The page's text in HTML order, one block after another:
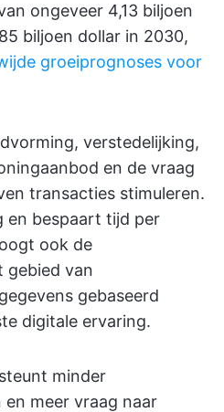
ongeveer 4,13 biljoen
biljoen dollar in 2030,
groeiprognoses voor
verstedelijking,
en de vraag
transacties stimuleren.
en bespaart tijd per
ook de
gebied van
gebaseerd
digitale ervaring.
minder
meer vraag naar